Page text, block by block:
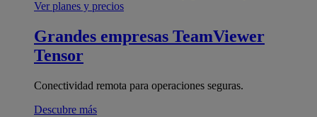
Ver planes y precios
Grandes empresas TeamViewer
Tensor
Conectividad remota para operaciones seguras.
Descubre más